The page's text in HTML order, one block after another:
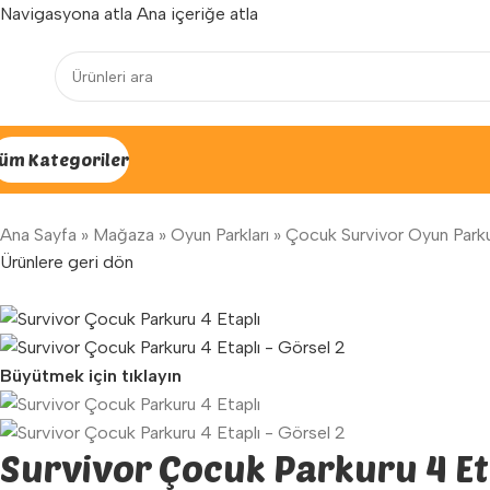
Navigasyona atla Ana içeriğe atla
Yenilenen arayüzümüz ile hizmetinizdeyiz...
Kategoriler
Ana Sayfa » Mağaza » Oyun Parkları » Çocuk Survivor Oyun
Ürünlere geri dön
Büyütmek için tıklayın
Survivor Çocuk Parkuru 4